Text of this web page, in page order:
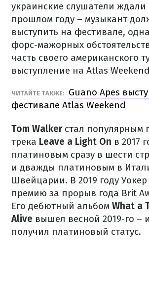
украинские слушатели
прошлом году – музыкант
выступить на фестивале,
форс-мажорных
часть своего американского
выступление на Atlas
ЧИТАЙТЕ ТАКЖЕ:
Guano Apes
фестивале Atlas Weekend
Tom Walkerстал популярным
трека Leave a Light On в 2017
платиновым сразу в шести
и дважды платиновым в
Швейцарии. В 2019 году
премию за прорыв года Brit
Его дебютный альбом What a
Alive вышел весной 2019-го –
получил платиновый статус.